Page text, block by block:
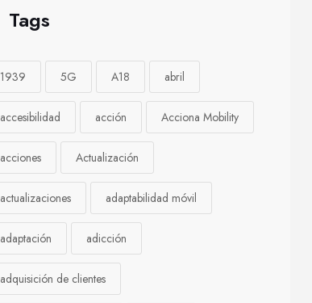
Tags
1939 5G A18 abril
accesibilidad acción Acciona Mobility
acciones Actualización
actualizaciones adaptabilidad móvil
adaptación adicción
adquisición de clientes